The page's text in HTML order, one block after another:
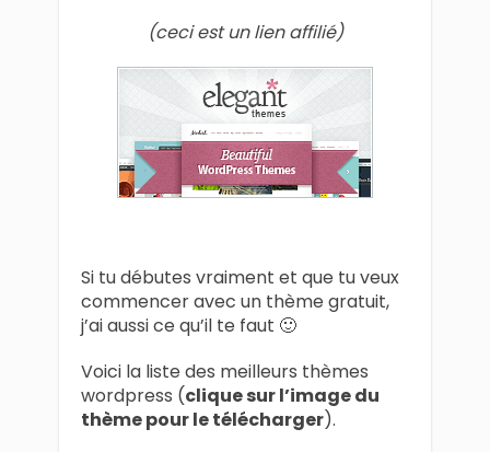
(ceci est un lien affilié)
Si tu débutes vraiment et que tu veux
commencer avec un thème gratuit,
j’ai aussi ce qu’il te faut 🙂
Voici la liste des meilleurs thèmes
wordpress (clique sur l’image du
thème pour le télécharger).